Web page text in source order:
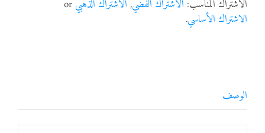
الاشتراك المناسب: الاشتراك الفضي, الاشتراك الذهبي
الاشتراك الأساسي.
الوصف